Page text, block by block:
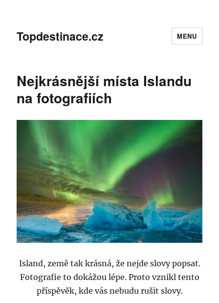
Topdestinace.cz MENU
Nejkrásnější místa Islandu
na fotografiích
Island, země tak krásná, že nejde slovy popsat.
Fotografie to dokážou lépe. Proto vznikl tento
příspěvěk, kde vás nebudu rušit slovy.